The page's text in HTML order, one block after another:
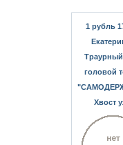
1 рубль
головой
Хвост